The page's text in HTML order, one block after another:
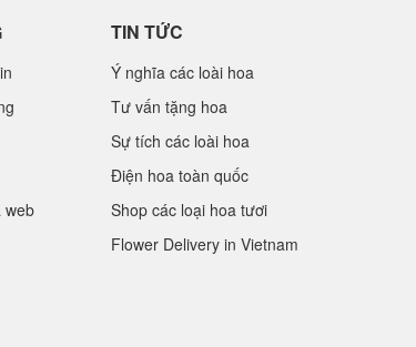
web
TIN TỨC
Ý nghĩa các loài hoa
Tư vấn tặng hoa
Sự tích các loài hoa
Điện hoa toàn quốc
Shop các loại hoa tươi
Flower Delivery in Vietnam